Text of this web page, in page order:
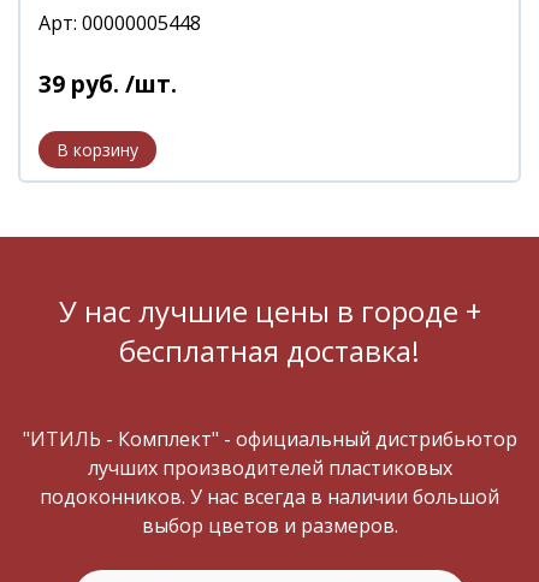
Арт: 00000005448
39 руб. /шт.
У нас лучшие цены в городе +
бесплатная доставка!
"ИТИЛЬ - Комплект" - официальный дистрибьютор
лучших производителей пластиковых
подоконников. У нас всегда в наличии большой
выбор цветов и размеров.